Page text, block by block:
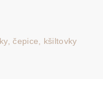
čepice, kšiltovky